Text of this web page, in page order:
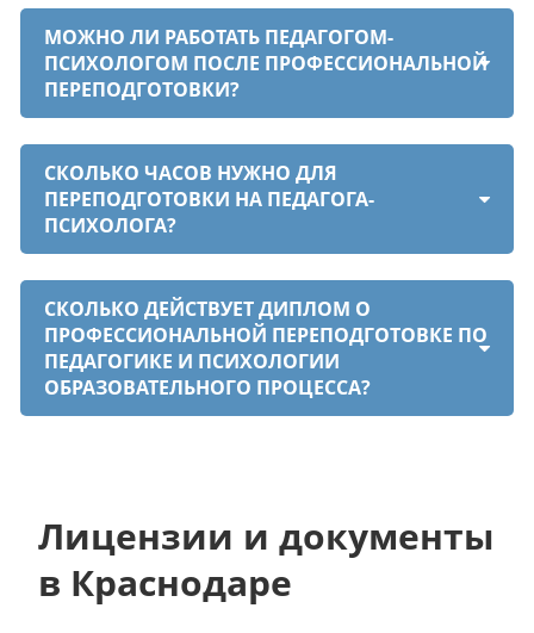
МОЖНО ЛИ РАБОТАТЬ ПЕДАГОГОМ-
ПСИХОЛОГОМ ПОСЛЕ ПРОФЕССИОНАЛЬНОЙ
ПЕРЕПОДГОТОВКИ?
СКОЛЬКО ЧАСОВ НУЖНО ДЛЯ
ПЕРЕПОДГОТОВКИ НА ПЕДАГОГА-
ПСИХОЛОГА?
СКОЛЬКО ДЕЙСТВУЕТ ДИПЛОМ О
ПРОФЕССИОНАЛЬНОЙ ПЕРЕПОДГОТОВКЕ ПО
ПЕДАГОГИКЕ И ПСИХОЛОГИИ
ОБРАЗОВАТЕЛЬНОГО ПРОЦЕССА?
Лицензии и документы
в Краснодаре